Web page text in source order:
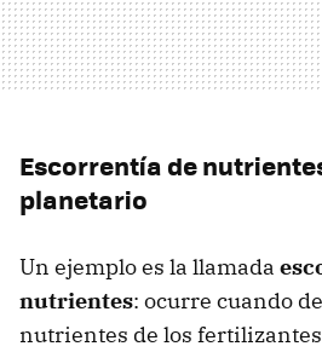
Escorrentía de
planetario
Un ejemplo es la llamada
nutrientes: ocurre cuando
nutrientes de los